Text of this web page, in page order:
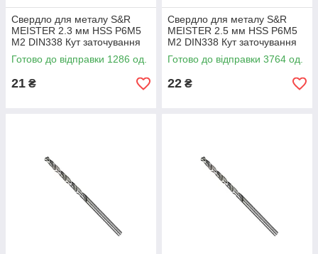
Свердло для металу S&R
MEISTER 2.3 мм HSS Р6М5
М2 DIN338 Кут заточування
135 град (108800230)
Готово до відправки 1286 од.
21 ₴
Свердло для металу S&R
MEISTER 2.5 мм HSS Р6М5
М2 DIN338 Кут заточування
135 град (108800250)
Готово до відправки 3764 од.
22 ₴